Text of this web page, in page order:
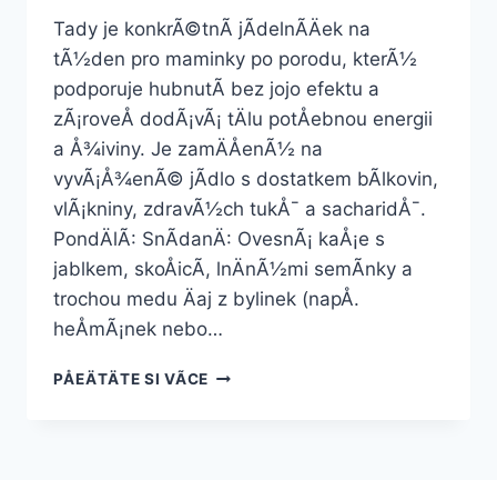
Tady je konkrÃ©tnÃ­ jÃ­delnÃ­Äek na
tÃ½den pro maminky po porodu, kterÃ½
podporuje hubnutÃ­ bez jojo efektu a
zÃ¡roveÅ dodÃ¡vÃ¡ tÄlu potÅebnou energii
a Å¾iviny. Je zamÄÅenÃ½ na
vyvÃ¡Å¾enÃ© jÃ­dlo s dostatkem bÃ­lkovin,
vlÃ¡kniny, zdravÃ½ch tukÅ¯ a sacharidÅ¯.
PondÄlÃ­: SnÃ­danÄ: OvesnÃ¡ kaÅ¡e s
jablkem, skoÅicÃ­, lnÄnÃ½mi semÃ­nky a
trochou medu Äaj z bylinek (napÅ.
heÅmÃ¡nek nebo…
PÅEÄTÄTE SI VÃ­CEJÃ­